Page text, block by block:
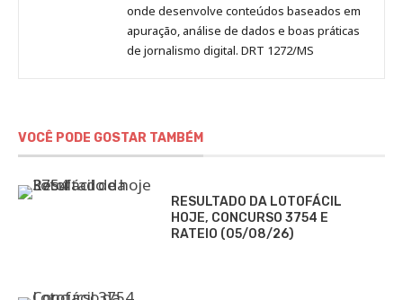
onde desenvolve conteúdos baseados em
apuração, análise de dados e boas práticas
de jornalismo digital. DRT 1272/MS
VOCÊ PODE GOSTAR TAMBÉM
RESULTADO DA LOTOFÁCIL
HOJE, CONCURSO 3754 E
RATEIO (05/08/26)